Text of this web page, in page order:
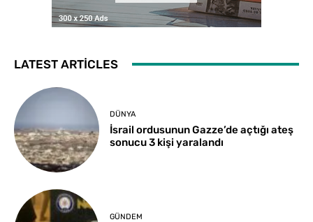
LATEST ARTICLES
DÜNYA
İsrail ordusunun Gazze’de açtığı ateş
sonucu 3 kişi yaralandı
GÜNDEM